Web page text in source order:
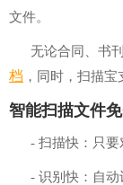
文件。
无论合同、书
档 ，同时，扫描宝
智能扫描文件
- 扫描快：只
- 识别快：自